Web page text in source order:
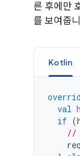
른 후에만
를 보여줍
Kotlin
val
if (
//